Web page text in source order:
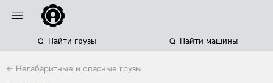
Найти грузы Найти машины
← Негабаритные и опасные грузы